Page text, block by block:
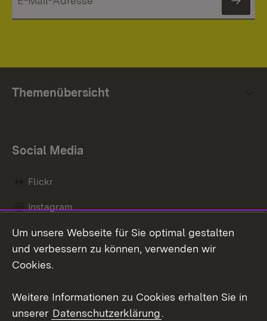
Themenübersicht
Social Media
Flickr
Instagram
Social Wall
Um unsere Webseite für Sie optimal gestalten
und verbessern zu können, verwenden wir
Cookies.
Weitere Informationen zu Cookies erhalten Sie in
unserer Datenschutzerklärung.